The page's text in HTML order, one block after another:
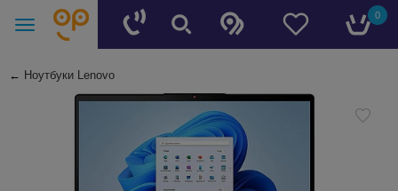
0
← Ноутбуки Lenovo